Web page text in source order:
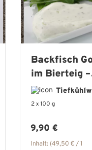
Backfisch
im Bierteig –
knuspriges
2 x 100 g
Regulärer
9,90 €
Inhalt: (49,50 € / 1